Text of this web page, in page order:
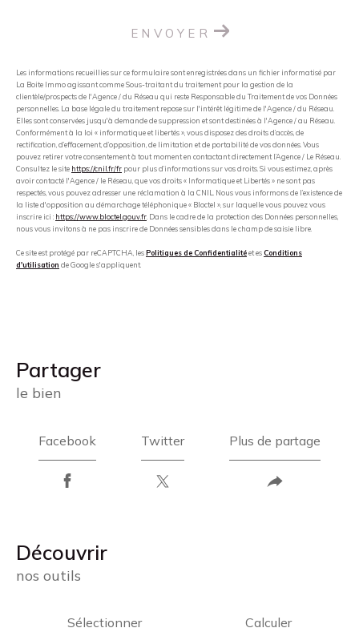
ENVOYER
Les informations recueillies sur ce formulaire sont enregistrées dans un fichier informatisé par
La Boite Immo agissant comme Sous-traitant du traitement pour la gestion de la
clientèle/prospects de l'Agence / du Réseau qui reste Responsable du Traitement de vos Données
personnelles. La base légale du traitement repose sur l'intérêt légitime de l'Agence / du Réseau.
Elles sont conservées jusqu'à demande de suppression et sont destinées à l'Agence / au Réseau.
Conformément à la loi « informatique et libertés », vous disposez des droits d’accès, de
rectification, d’effacement, d’opposition, de limitation et de portabilité de vos données. Vous
pouvez retirer votre consentement à tout moment en contactant directement l’Agence / Le Réseau.
Consultez le site https://cnil.fr/fr pour plus d’informations sur vos droits. Si vous estimez, après
avoir contacté l'Agence / le Réseau, que vos droits « Informatique et Libertés » ne sont pas
respectés, vous pouvez adresser une réclamation à la CNIL. Nous vous informons de l’existence de
la liste d'opposition au démarchage téléphonique « Bloctel », sur laquelle vous pouvez vous
inscrire ici : https://www.bloctel.gouv.fr. Dans le cadre de la protection des Données personnelles,
nous vous invitons à ne pas inscrire de Données sensibles dans le champ de saisie libre.
Ce site est protégé par reCAPTCHA, lesPolitiques de Confidentialitéet esConditions
d'utilisation de Google s'appliquent.
partager
le bien
Facebook Twitter Plus de partage
découvrir
nos outils
Sélectionner Calculer